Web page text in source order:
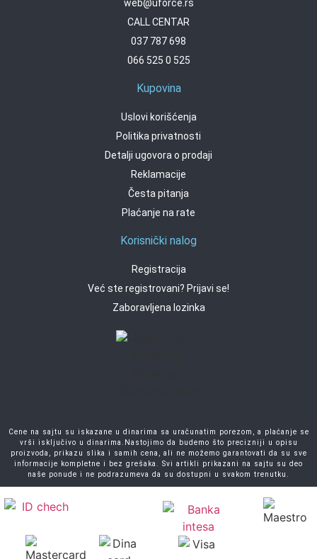
web@uforce.rs
CALL CENTAR
037 787 698
066 525 0 525
Kupovina
Uslovi korišćenja
Politika privatnosti
Detalji ugovora o prodaji
Reklamacije
Česta pitanja
Plaćanje na rate
Korisnički nalog
Registracija
Već ste registrovani? Prijavi se!
Zaboravljena lozinka
Cene na sajtu su iskazane u dinarima sa uračunatim porezom, a plaćanje se
vrši isključivo u dinarima.Nastojimo da budemo što precizniji u opisu
proizvoda, prikazu slika i samih cena, ali ne možemo garantovati da su sve
informacije kompletne i bez grešaka. Svi artikli prikazani na sajtu su deo
naše ponude i ne podrazumeva da su dostupni u svakom trenutku.